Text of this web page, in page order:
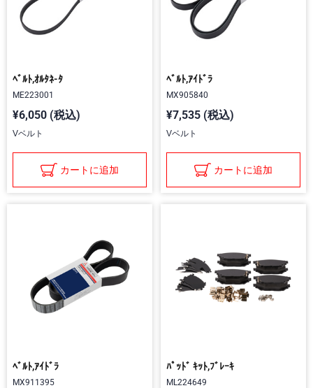
ﾍﾞﾙﾄ,ｵﾙﾀﾈ-ﾀ
ME223001
¥6,050 (税込)
Vベルト
カートに追加
ﾍﾞﾙﾄ,ｱｲﾄﾞﾗ
MX905840
¥7,535 (税込)
Vベルト
カートに追加
ﾍﾞﾙﾄ,ｱｲﾄﾞﾗ
MX911395
ﾊﾟｯﾄﾞ ｷｯﾄ,ﾌﾞﾚｰｷ
ML224649